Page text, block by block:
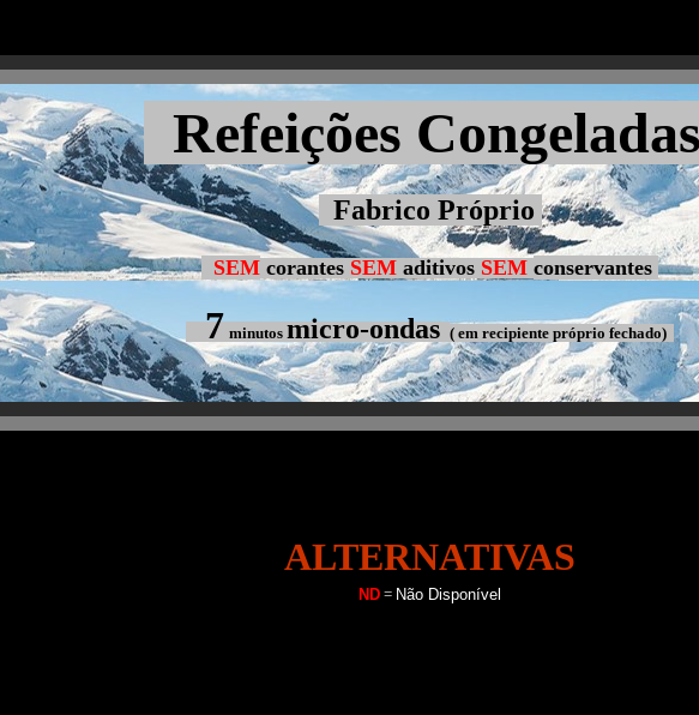
Refeições
Fabrico Próprio
SEM corantes SEM aditivos SEM conservantes
7 minutos micro-ondas ( em recipiente próprio fechado)
ALTERNATIVAS
ND = Não Disponível